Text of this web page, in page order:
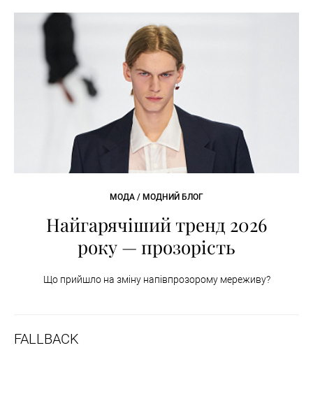
МОДА / МОДНИЙ БЛОГ
Найгарячіший тренд 2026
року — прозорість
Що прийшло на зміну напівпрозорому мереживу?
FALLBACK